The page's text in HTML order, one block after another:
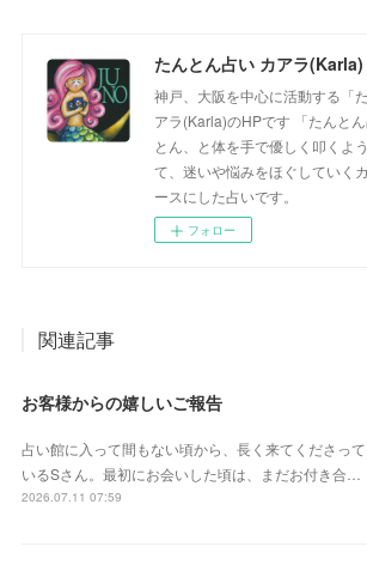
たんとん占い カアラ(Karla)
神戸、大阪を中心に活動する「
アラ(Karla)のHPです 「たんと
とん、と体を手で優しく叩くよ
て、迷いや悩みをほぐしていく
ースにした占いです。
フォロー
関連記事
お客様からの嬉しいご報告
占い館に入って間もない頃から、長く来てくださって
いるSさん。最初にお会いした頃は、まだお付き合…
2026.07.11 07:59